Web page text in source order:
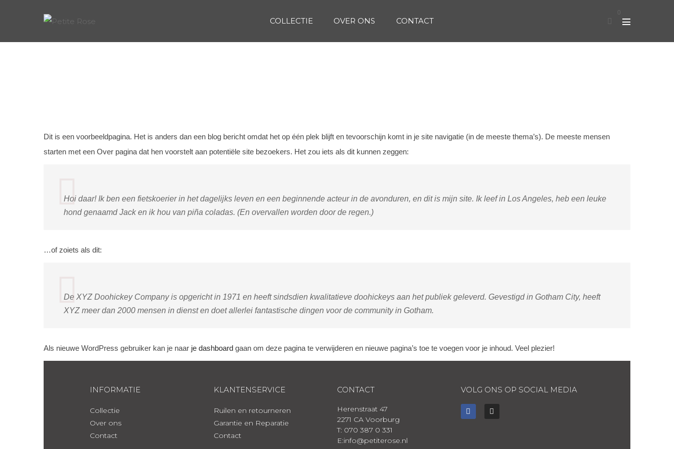
COLLECTIE OVER ONS CONTACT
0
Dit is een voorbeeldpagina. Het is anders dan een blog bericht omdat het op één plek blijft en tevoorschijn komt in je site navigatie (in de meeste thema’s). De meeste mensen
starten met een Over pagina dat hen voorstelt aan potentiële site bezoekers. Het zou iets als dit kunnen zeggen:
Hoi daar! Ik ben een fietskoerier in het dagelijks leven en een beginnende acteur in de avonduren, en dit is mijn site. Ik leef in Los Angeles, heb een leuke
hond genaamd Jack en ik hou van piña coladas. (En overvallen worden door de regen.)
…of zoiets als dit:
De XYZ Doohickey Company is opgericht in 1971 en heeft sindsdien kwalitatieve doohickeys aan het publiek geleverd. Gevestigd in Gotham City, heeft
XYZ meer dan 2000 mensen in dienst en doet allerlei fantastische dingen voor de community in Gotham.
Als nieuwe WordPress gebruiker kan je naar je dashboard gaan om deze pagina te verwijderen en nieuwe pagina’s toe te voegen voor je inhoud. Veel plezier!
INFORMATIE
Collectie
Over ons
Contact
KLANTENSERVICE
Ruilen en retourneren
Garantie en Reparatie
Contact
CONTACT
Herenstraat 47
2271 CA Voorburg
T: 070 387 0 331
E:info@petiterose.nl
VOLG ONS OP SOCIAL MEDIA